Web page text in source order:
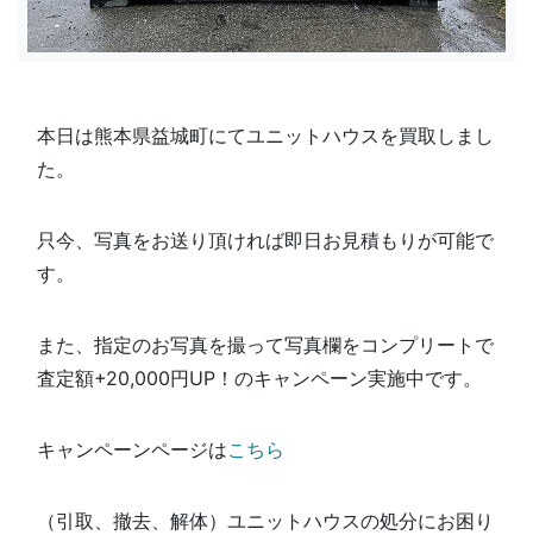
本日は熊本県益城町にてユニットハウスを買取しまし
た。
只今、写真をお送り頂ければ即日お見積もりが可能で
す。
また、指定のお写真を撮って写真欄をコンプリートで
査定額+20,000円UP！のキャンペーン実施中です。
キャンペーンページはこちら
（引取、撤去、解体）ユニットハウスの処分にお困り